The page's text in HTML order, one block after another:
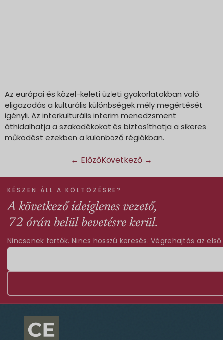
Az európai és közel-keleti üzleti gyakorlatokban való
eligazodás a kulturális különbségek mély megértését
igényli. Az interkulturális interim menedzsment
áthidalhatja a szakadékokat és biztosíthatja a sikeres
működést ezekben a különböző régiókban.
← ElőzőKövetkező →
KÉSZEN ÁLL A KÖLTÖZÉSRE?
A következő ideiglenes vezető,
72 órán belül bevetésre kerül.
Nincsenek tartók. Nincs hosszú keresés. Végrehajtás az